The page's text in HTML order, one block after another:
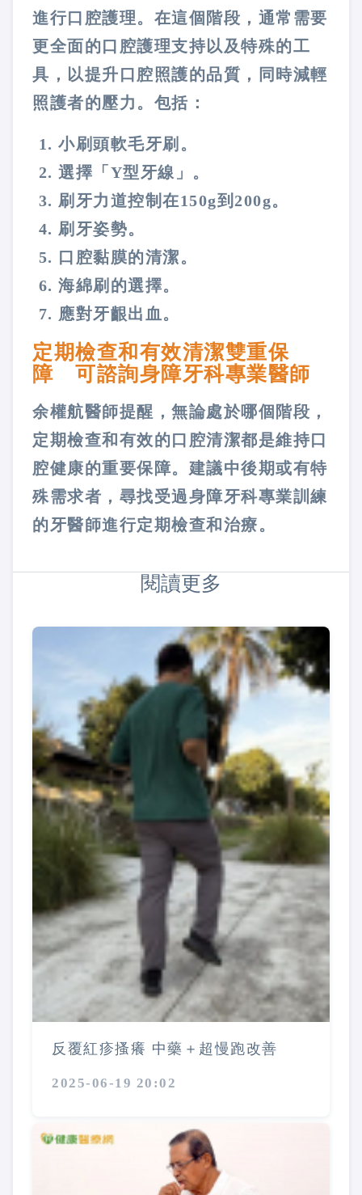
進行口腔護理。在這個階段，通常需要
更全面的口腔護理支持以及特殊的工
具，以提升口腔照護的品質，同時減輕
照護者的壓力。包括：
小刷頭軟毛牙刷。
選擇「Y型牙線」。
刷牙力道控制在150g到200g。
刷牙姿勢。
口腔黏膜的清潔。
海綿刷的選擇。
應對牙齦出血。
定期檢查和有效清潔雙重保
障 可諮詢身障牙科專業醫師
余權航醫師提醒，無論處於哪個階段，
定期檢查和有效的口腔清潔都是維持口
腔健康的重要保障。建議中後期或有特
殊需求者，尋找受過身障牙科專業訓練
的牙醫師進行定期檢查和治療。
閱讀更多
反覆紅疹搔癢 中藥＋超慢跑改善
2025-06-19 20:02